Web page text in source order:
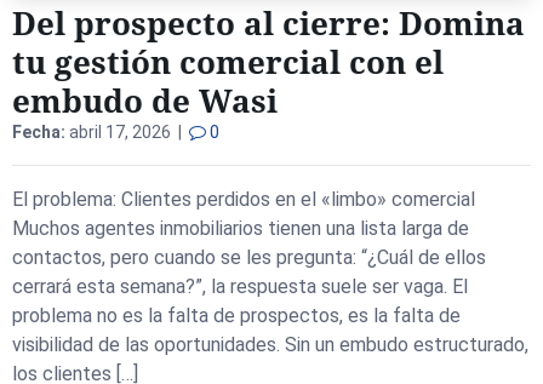
Del prospecto al cierre: Domina
tu gestión comercial con el
embudo de Wasi
Fecha: abril 17, 2026 | 0
El problema: Clientes perdidos en el «limbo» comercial
Muchos agentes inmobiliarios tienen una lista larga de
contactos, pero cuando se les pregunta: “¿Cuál de ellos
cerrará esta semana?”, la respuesta suele ser vaga. El
problema no es la falta de prospectos, es la falta de
visibilidad de las oportunidades. Sin un embudo estructurado,
los clientes […]